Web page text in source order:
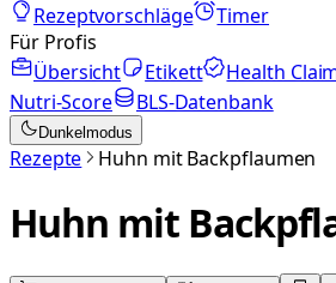
Rezeptvorschläge
Timer
Für Profis
Übersicht
Etikett Health
Nutri-Score
BLS-Datenbank
Dunkelmodus
Rezepte Huhn mit Backpflaumen
Huhn mit